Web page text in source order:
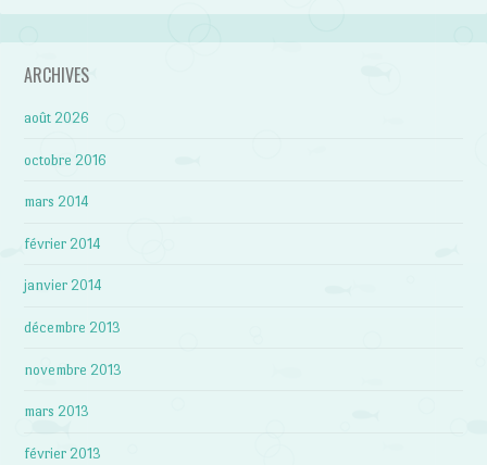
ARCHIVES
août 2026
octobre 2016
mars 2014
février 2014
janvier 2014
décembre 2013
novembre 2013
mars 2013
février 2013